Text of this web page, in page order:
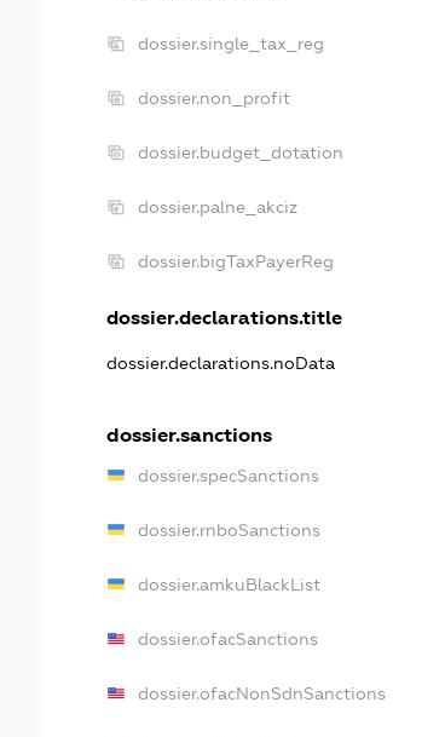
dossier.single_tax_reg
dossier.non_profit
dossier.budget_dotation
dossier.palne_akciz
dossier.bigTaxPayerReg
dossier.declarations.title
dossier.declarations.noData
dossier.sanctions
dossier.specSanctions
dossier.rnboSanctions
dossier.amkuBlackList
dossier.ofacSanctions
dossier.ofacNonSdnSanctions